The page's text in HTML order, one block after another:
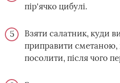
пір'ячко цибулі.
Взяти салатник, куди
приправити сметаною,
посолити, після чого